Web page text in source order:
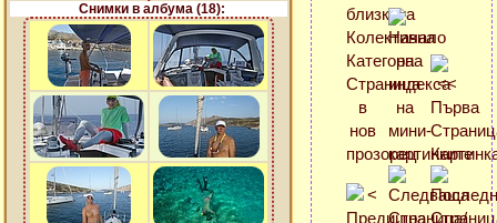
Снимки в албума (18):